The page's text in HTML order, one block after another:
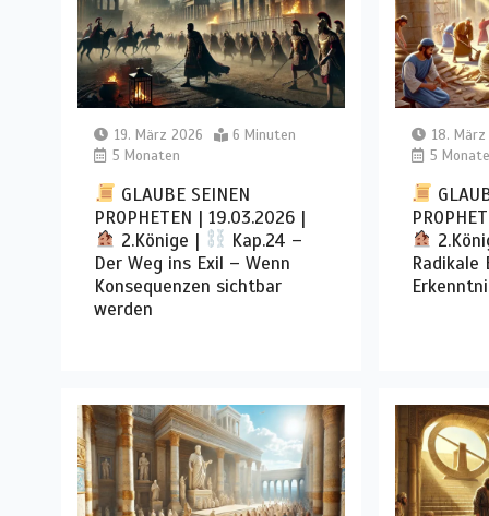
19. März 2026
6 Minuten
5 Monaten
GLAUBE SEINEN
PROPHETEN | 19.03.2026 |
2.Könige |
Kap.24 –
Der Weg ins Exil – Wenn
Konsequenzen sichtbar
werden
18.
5
Radikale